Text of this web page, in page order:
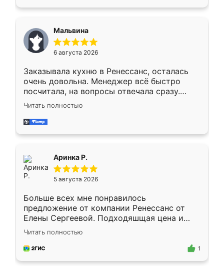
меньше, здесь же он более разнообразный.
Мне нравится ,если что-то потребуется из
мебели буду заказывать только здесь.
Мальвина
6 августа 2026
Заказывала кухню в Ренессанс, осталась
очень довольна. Менеджер всё быстро
посчитала, на вопросы отвечала сразу.
Замерщик приехал в субботу, подошёл к
делу со всей ответственностью. Собрали
за день, ребята работали аккуратно, даже
Читать полностью
Аринка Р.
5 августа 2026
Больше всех мне понравилось
предложение от компании Ренессанс от
Елены Сергеевой. Подходяшщая цена и
короткие сроки изготовления. Приехавший
для замера сотрудник Владислав
предложил по моему эскизу самый
Читать полностью
1